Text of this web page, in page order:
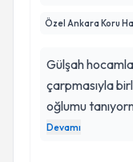
15:
16:
Özel Ankara Koru
Gülşah
çarpmasıyla
oğlumu
yüzlüydü ve
yanında geçti.
Devamı